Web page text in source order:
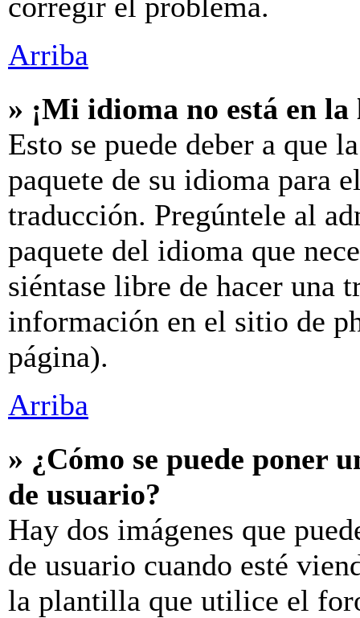
Arriba
» ¡Mi idioma no está en
Esto se puede deber a que
paquete de su idioma para
traducción. Pregúntele al
paquete del idioma que
siéntase libre de hacer una
información en el sitio de
página).
Arriba
» ¿Cómo se puede poner
de usuario?
Hay dos imágenes que
de usuario cuando esté
la plantilla que utilice el